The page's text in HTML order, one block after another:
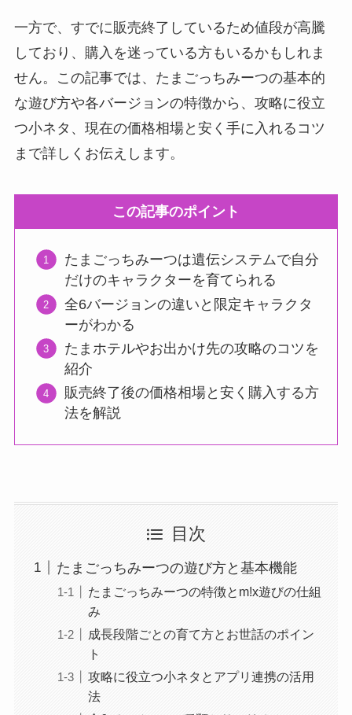
一方で、すでに販売終了しているため値段が高騰
しており、購入を迷っている方もいるかもしれま
せん。この記事では、たまごっちみーつの基本的
な遊び方や各バージョンの特徴から、攻略に役立
つ小ネタ、現在の価格相場と安く手に入れるコツ
まで詳しくお伝えします。
この記事のポイント
たまごっちみーつは遺伝システムで自分
だけのキャラクターを育てられる
全6バージョンの違いと限定キャラクタ
ーがわかる
たまホテルやお出かけ先の攻略のコツを
紹介
販売終了後の価格相場と安く購入する方
法を解説
目次
たまごっちみーつの遊び方と基本機能
たまごっちみーつの特徴とm!x遊びの仕組
み
成長段階ごとの育て方とお世話のポイン
ト
攻略に役立つ小ネタとアプリ連携の活用
法